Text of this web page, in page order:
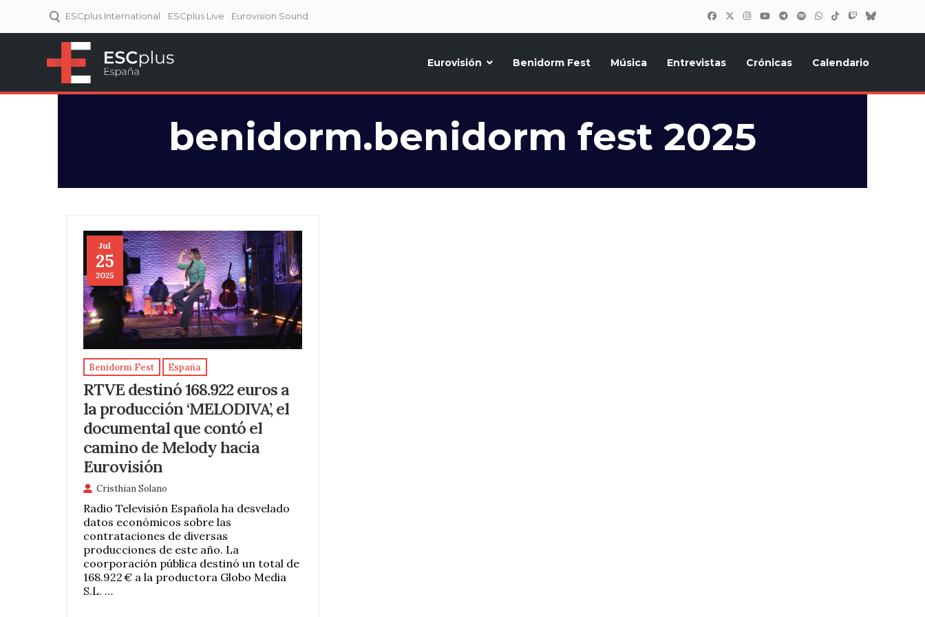
ESCplus International ESCplus Live Eurovision Sound
Eurovisión Benidorm Fest Música Entrevistas Crónicas Calendario
benidorm.benidorm fest 2025
Jul
25
2025
Benidorm Fest España
RTVE destinó 168.922 euros a
la producción ‘MELODIVA’, el
documental que contó el
camino de Melody hacia
Eurovisión
Cristhian Solano
Radio Televisión Española ha desvelado
datos económicos sobre las
contrataciones de diversas
producciones de este año. La
coorporación pública destinó un total de
168.922 € a la productora Globo Media
S.L. …